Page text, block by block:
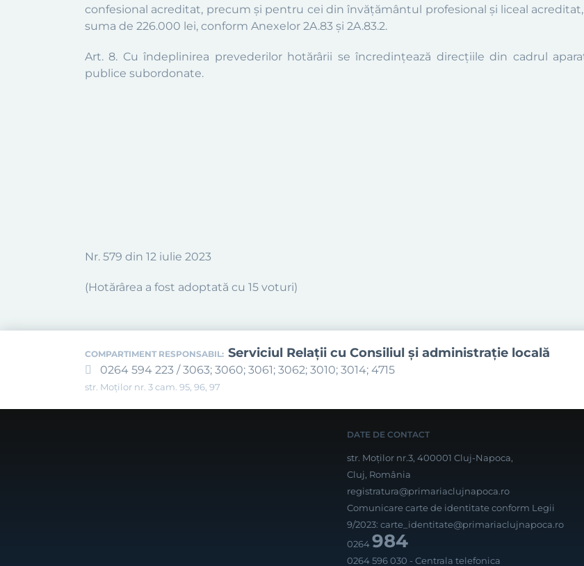
confesional acreditat, precum și pentru cei din învățământul profesional și liceal
suma de 226.000 lei, conform Anexelor 2A.83 și 2A.83.2.
Art. 8. Cu îndeplinirea prevederilor hotărârii se încredinţează direcţiile din cadrul
publice subordonate.
Nr. 579 din 12 iulie 2023
(Hotărârea a fost adoptată cu 15 voturi)
COMPARTIMENT RESPONSABIL: Serviciul Relaţii cu Consiliul şi administraţie locală
0264 594 223 / 3063; 3060; 3061; 3062; 3010; 3014; 4715
str. Moților nr. 3 cam. 95, 96, 97
DATE DE CONTACT
str. Moților nr.3, 400001 Cluj-Napoca,
Cluj, România
registratura@primariaclujnapoca.ro
Comunicare carte de identitate conform Legii
9/2023: carte_identitate@primariaclujnapoca.ro
0264984
0264 596 030 - Centrala telefonica